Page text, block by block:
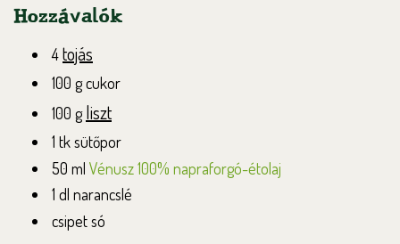
Hozzávalók
4tojás
100 g cukor
100 gliszt
1 tk sütőpor
50 ml Vénusz 100% napraforgó-étolaj
1 dl narancslé
csipet só